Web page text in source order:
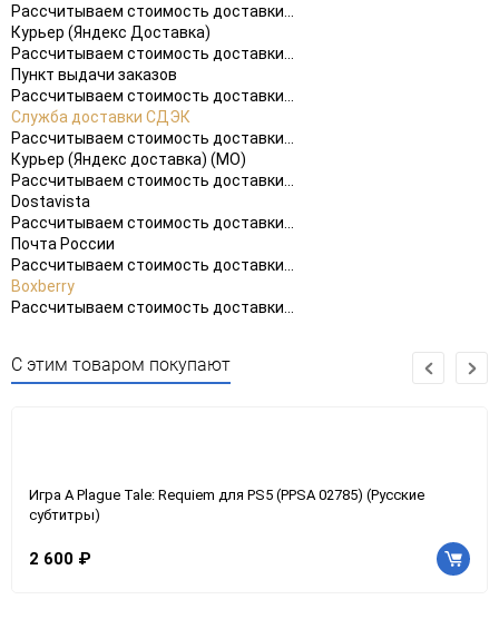
Рассчитываем стоимость доставки...
Курьер (Яндекс Доставка)
Рассчитываем стоимость доставки...
Пункт выдачи заказов
Рассчитываем стоимость доставки...
Служба доставки СДЭК
Рассчитываем стоимость доставки...
Курьер (Яндекс доставка) (МО)
Рассчитываем стоимость доставки...
Dostavista
Рассчитываем стоимость доставки...
Почта России
Рассчитываем стоимость доставки...
Boxberry
Рассчитываем стоимость доставки...
С этим товаром покупают
Игра A Plague Tale: Requiem для PS5 (PPSA 02785) (Русские
субтитры)
2 600 ₽